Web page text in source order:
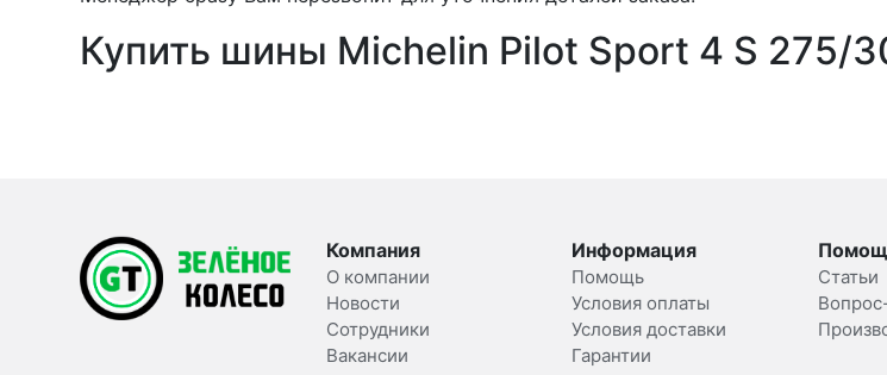
Купить шины Michelin Pilot Sport 4 S 275/
Компания
О компании
Новости
Сотрудники
Вакансии
Информация
Помощь
Условия оплаты
Условия доставки
Гарантии
Статьи